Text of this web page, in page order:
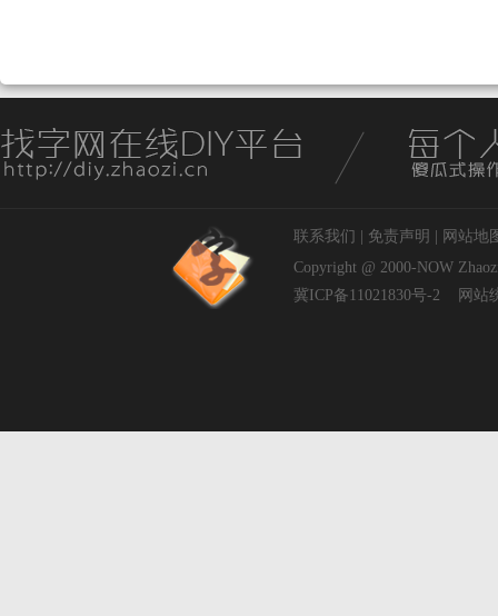
联系我们 免责声明
网站地
Copyright @ 2000-NOW
冀ICP备11021830号-2
网站